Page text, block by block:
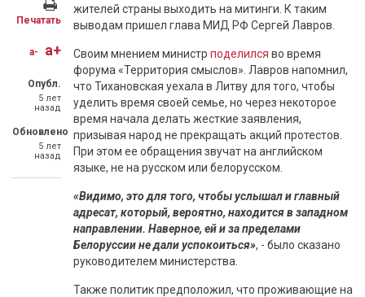
Печатать
a- a+
Опубл.
5 лет
назад
Обновлено
5 лет
назад
жителей страны выходить на митинги. К таким
выводам пришел глава МИД РФ Сергей Лавров.
Своим мнением министр поделился во время
форума «Территория смыслов». Лавров напомнил,
что Тихановская уехала в Литву для того, чтобы
уделить время своей семье, но через некоторое
время начала делать жесткие заявления,
призывая народ не прекращать акций протестов.
При этом ее обращения звучат на английском
языке, не на русском или белорусском.
«Видимо, это для того, чтобы услышал и главный
адресат, который, вероятно, находится в западном
направлении. Наверное, ей и за пределами
Белоруссии не дали успокоиться», - было сказано
руководителем министерства.
Также политик предположил, что проживающие на